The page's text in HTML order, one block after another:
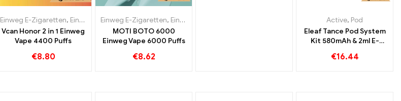
,Einweg-E-Zigaretten Slowakei,Einweg-E-Zigaretten Spanien
Einweg E-Zigaretten, Einweg-E-Zigaretten Österreich ,Einweg-E-Zigaretten Polen Einweg-E-Zigaretten Portugal
Vcan Honor 2 in 1 Einweg
Vape 4400 Puffs
€8.80
Einweg E-Zigaretten, Einweg-E-Zigaretten Portugal Einweg-E-Zigaretten Spanien
MOTI BOTO 6000
Einweg Vape 6000 Puffs
€8.62
Active, Pod
Eleaf Tance Pod System
Kit 580mAh & 2ml E-
Custom
€16.44